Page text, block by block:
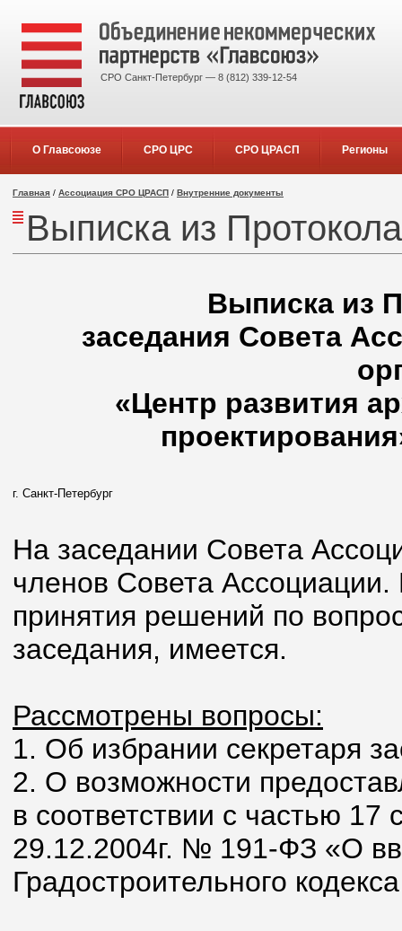
СРО Санкт-Петербург — 8 (812) 339-12-54
О Главсоюзе СРО ЦРС СРО ЦРАСП Регионы
Главная / Ассоциация СРО ЦРАСП / Внутренние документы
Выписка из
Выписка из
заседания Совета
«Центр развития
г. Санкт-Петербург
На заседании Совета
членов Совета
принятия решений по
заседания, имеется.
Рассмотрены вопросы:
1. Об избрании секретаря
2. О возможности
в соответствии с частью 17
29.12.2004г. № 191-ФЗ «О
Градостроительного